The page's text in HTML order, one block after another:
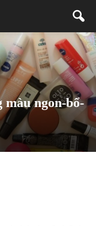
màu ngon-bổ-